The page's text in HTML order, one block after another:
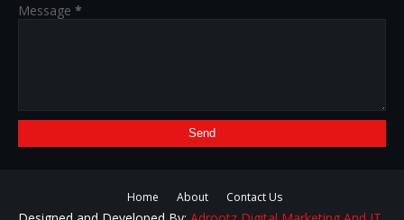
Message *
Home About Contact Us